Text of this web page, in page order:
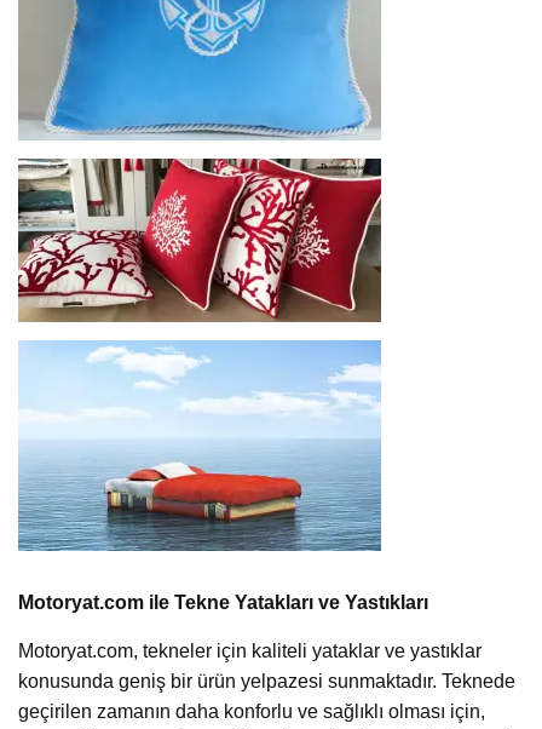
Motoryat.com ile Tekne Yatakları ve Yastıkları
Motoryat.com, tekneler için kaliteli yataklar ve yastıklar
konusunda geniş bir ürün yelpazesi sunmaktadır. Teknede
geçirilen zamanın daha konforlu ve sağlıklı olması için,